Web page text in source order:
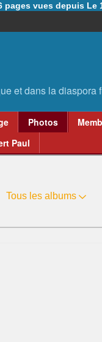
vues depuis Le
Photos
Paul
Tous les albums